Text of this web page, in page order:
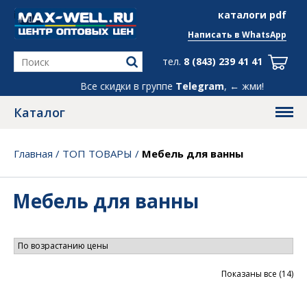
каталоги pdf
info@max-well.ru
Telegram, ← жми!
Написать в WhatsApp
тел. 8 (843) 239 41 41
Каталог
Главная / ТОП ТОВАРЫ / Мебель для ванны
Мебель для ванны
Показаны все (14)